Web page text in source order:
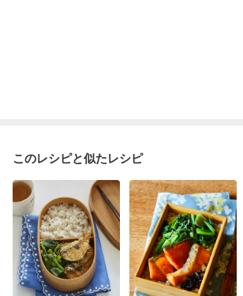
このレシピと似たレシピ